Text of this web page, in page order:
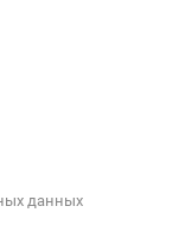
данных